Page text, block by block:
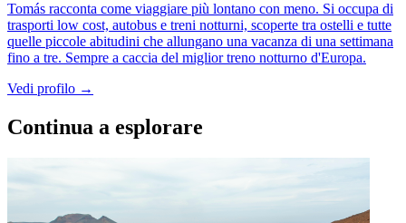
Tomás racconta come viaggiare più lontano con meno. Si occupa di
trasporti low cost, autobus e treni notturni, scoperte tra ostelli e tutte
quelle piccole abitudini che allungano una vacanza di una settimana
fino a tre. Sempre a caccia del miglior treno notturno d'Europa.
Vedi profilo →
Continua a esplorare